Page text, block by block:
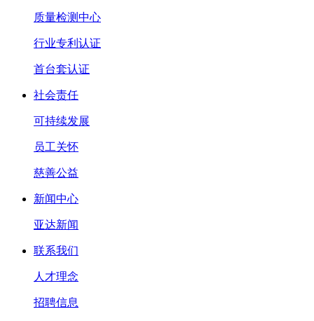
质量检测中心
行业专利认证
首台套认证
社会责任
可持续发展
员工关怀
慈善公益
新闻中心
亚达新闻
联系我们
人才理念
招聘信息